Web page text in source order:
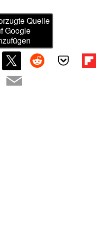
Quelle
Google